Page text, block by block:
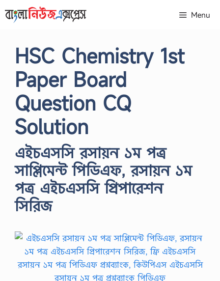
to
Menu
HSC Chemistry 1st
Paper Board
Question CQ
Solution
এইচএসসি রসায়ন ১ম পত্র
সাপ্লিমেন্ট পিডিএফ, রসায়ন ১ম
পত্র এইচএসসি প্রিপারেশন
সিরিজ